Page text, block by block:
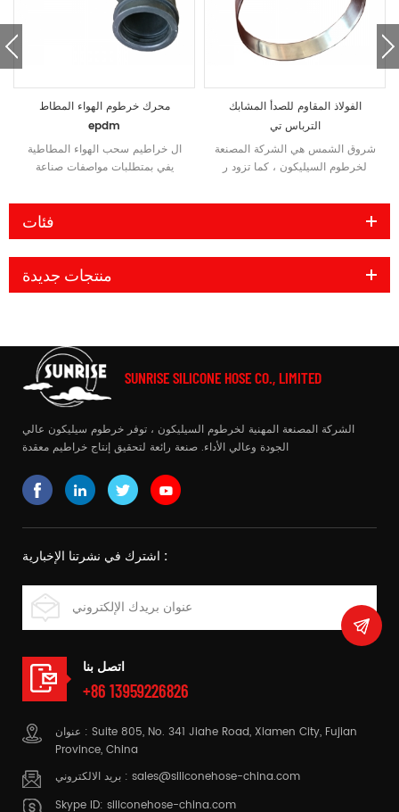
محرك خرطوم الهواء المطاط
epdm
ال خراطيم سحب الهواء المطاطية
يفي بمتطلبات مواصفات صناعة
البخار في نظام محرك السيارات.
مرحبا بكم في تخصيص خرطوم
مطاطي للتطبيق الخاص بك!
الفولاذ المقاوم للصدأ المشابك
الترباس تي
شروق الشمس هي الشركة المصنعة
لخرطوم السيليكون ، كما تزود ر
الترباس هو أفضل المشابك خرطوم
السيليكون وخرطوم المطاط
فئات
منتجات جديدة
SUNRISE SILICONE HOSE CO., LIMITED
الشركة المصنعة المهنية لخرطوم السيليكون ، توفر خرطوم سيليكون عالي
الجودة وعالي الأداء. صنعة رائعة لتحقيق إنتاج خراطيم معقدة
اشترك في نشرتنا الإخبارية :
اتصل بنا
+86 13959226826
عنوان : Suite 805, No. 341 Jiahe Road, Xiamen City, Fujian
Province, China
بريد الالكتروني : sales@siliconehose-china.com
Skype ID: siliconehose-china.com